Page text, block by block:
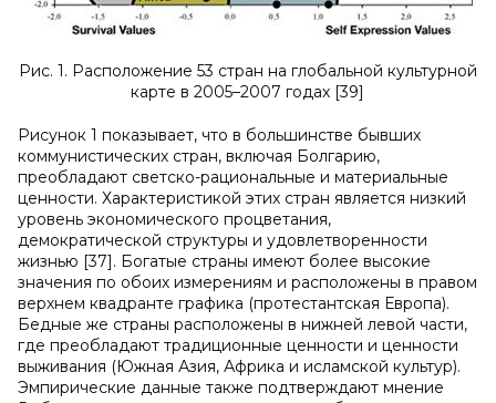
Рис. 1. Расположение 53 стран на глобальной культурной
карте в 2005–2007 годах [39]
Рисунок 1 показывает, что в большинстве бывших
коммунистических стран, включая Болгарию,
преобладают светско-рациональные и материальные
ценности. Характеристикой этих стран является низкий
уровень экономического процветания,
демократической структуры и удовлетворенности
жизнью [37]. Богатые страны имеют более высокие
значения по обоих измерениям и расположены в правом
верхнем квадранте графика (протестантская Европа).
Бедные же страны расположены в нижней левой части,
где преобладают традиционные ценности и ценности
выживания (Южная Азия, Африка и исламской культур).
Эмпирические данные также подтверждают мнение